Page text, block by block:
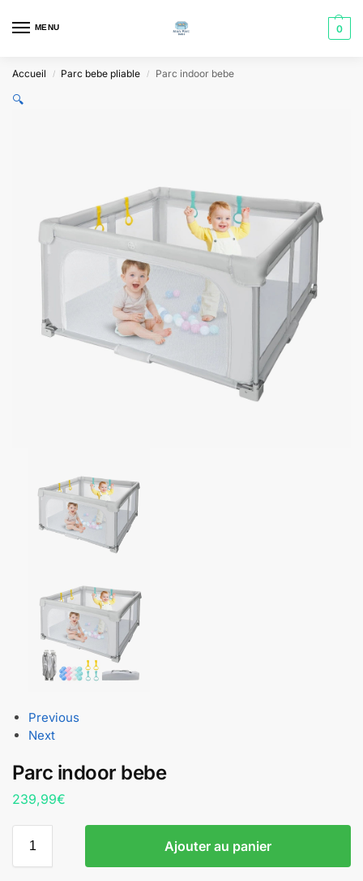
MENU 0
Accueil / Parc bebe pliable / Parc indoor bebe
🔍
Previous
Next
Parc indoor bebe
239,99€
Ajouter au panier